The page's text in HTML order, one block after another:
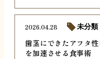
歯茎にできたアフタ
を加速させる食事術
2026.04.28 未分類